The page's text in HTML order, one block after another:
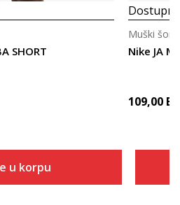
SHORT
u korpu
Nike JA M
Muški
109,00